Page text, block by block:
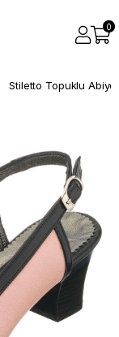
0
Stiletto Topuklu Abiye